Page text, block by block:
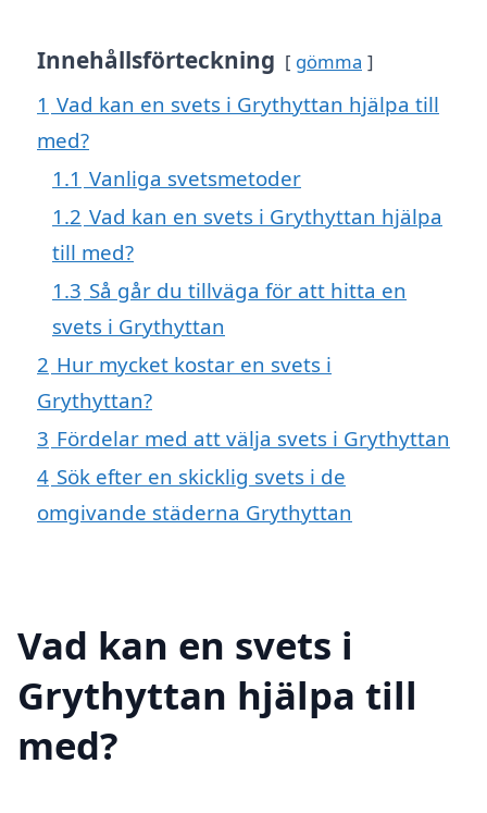
Innehållsförteckning gömma
1 Vad kan en svets i Grythyttan hjälpa till
med?
1.1 Vanliga svetsmetoder
1.2 Vad kan en svets i Grythyttan hjälpa
till med?
1.3 Så går du tillväga för att hitta en
svets i Grythyttan
2 Hur mycket kostar en svets i
Grythyttan?
3 Fördelar med att välja svets i Grythyttan
4 Sök efter en skicklig svets i de
omgivande städerna Grythyttan
Vad kan en svets i
Grythyttan hjälpa till
med?